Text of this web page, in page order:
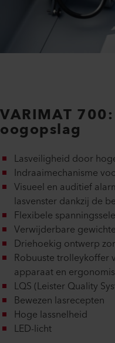
VARIMAT
oogopslag
Lasveiligheid door
Indraaimechanisme
Visueel en auditief
lasvenster dankzij de
Flexibele
Verwijderbare
Driehoekig ontwerp
Robuuste trolleykoffer
apparaat en
LQS (Leister Quality
Bewezen lasrecepten
Hoge lassnelheid
LED-licht